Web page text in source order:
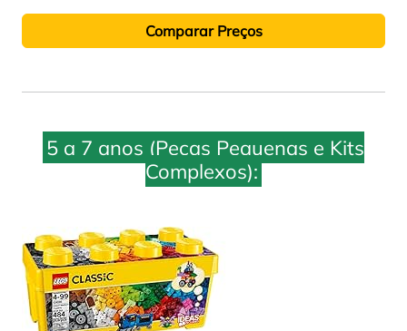
Comparar Preços
5 a 7 anos (Peças Pequenas e Kits
Complexos):